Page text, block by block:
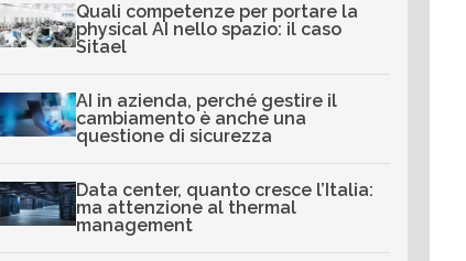
Quali competenze per portare la
physical AI nello spazio: il caso
Sitael
AI in azienda, perché gestire il
cambiamento è anche una
questione di sicurezza
Data center, quanto cresce l’Italia:
ma attenzione al thermal
management